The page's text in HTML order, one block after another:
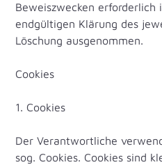
Beweiszwecken erforderlich
endgültigen Klärung des
Löschung ausgenommen.
Cookies
1. Cookies
Der Verantwortliche
sog. Cookies. Cookies sind